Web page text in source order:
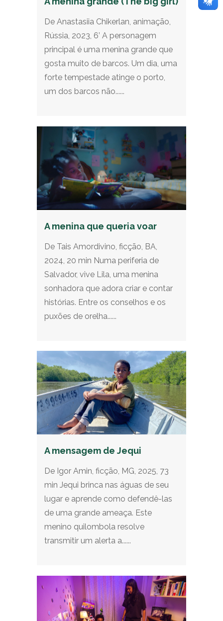
De Anastasiia Chikerlan, animação,
Rússia, 2023, 6’ A personagem
principal é uma menina grande que
gosta muito de barcos. Um dia, uma
forte tempestade atinge o porto,
um dos barcos não......
A menina que queria voar
De Tais Amordivino, ficção, BA,
2024, 20 min Numa periferia de
Salvador, vive Lila, uma menina
sonhadora que adora criar e contar
histórias. Entre os conselhos e os
puxões de orelha......
A mensagem de Jequi
De Igor Amin, ficção, MG, 2025, 73
min Jequi brinca nas águas de seu
lugar e aprende como defendê-las
de uma grande ameaça. Este
menino quilombola resolve
transmitir um alerta a......